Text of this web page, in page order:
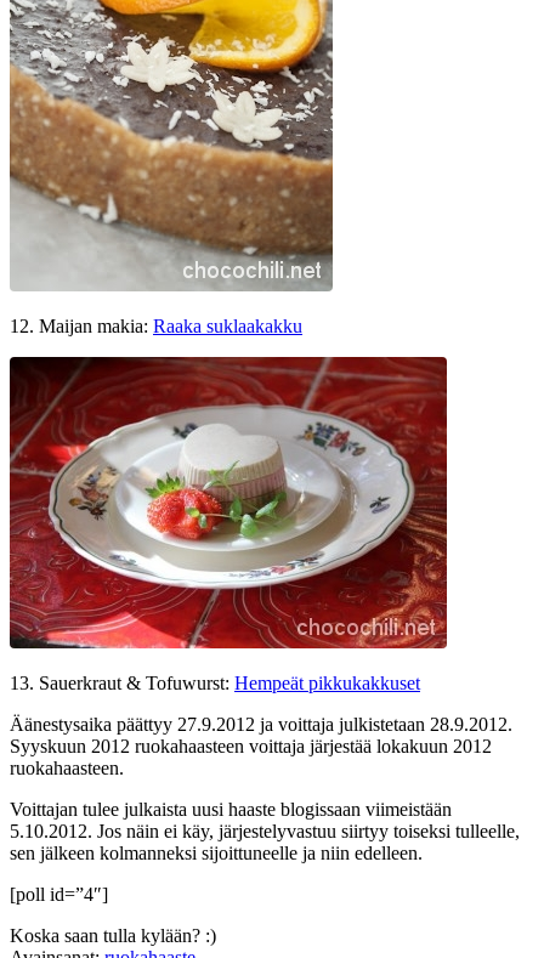
12. Maijan makia: Raaka suklaakakku
13. Sauerkraut & Tofuwurst: Hempeät pikkukakkuset
Äänestysaika päättyy 27.9.2012 ja voittaja julkistetaan 28.9.2012.
Syyskuun 2012 ruokahaasteen voittaja järjestää lokakuun 2012
ruokahaasteen.
Voittajan tulee julkaista uusi haaste blogissaan viimeistään
5.10.2012. Jos näin ei käy, järjestelyvastuu siirtyy toiseksi tulleelle,
sen jälkeen kolmanneksi sijoittuneelle ja niin edelleen.
[poll id=”4″]
Koska saan tulla kylään? :)